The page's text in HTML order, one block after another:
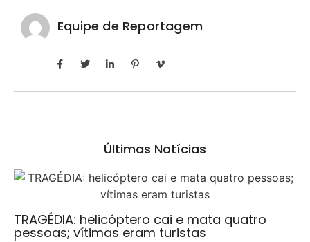
Equipe de Reportagem
Últimas Notícias
TRAGÉDIA: helicóptero cai e mata quatro
pessoas; vítimas eram turistas